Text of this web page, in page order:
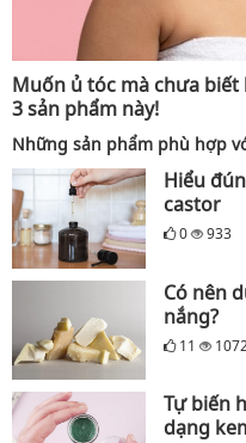
Muốn ủ tóc mà chưa
3 sản phẩm này!
Những sản phẩm phù hợp
Hiểu
castor
0 933
Có nên
nắng?
11
Tự biến
dạng